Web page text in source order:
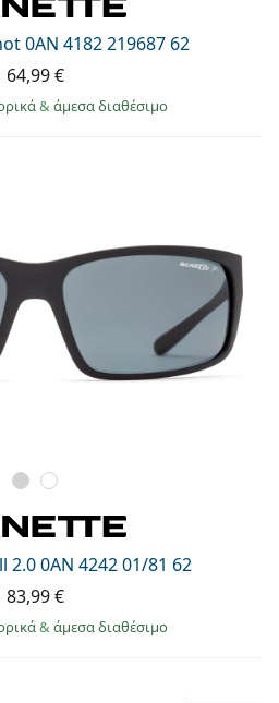
0AN 4182 219687 62
64,99 €
& άμεσα διαθέσιμο
2.0 0AN 4242 01/81 62
83,99 €
& άμεσα διαθέσιμο